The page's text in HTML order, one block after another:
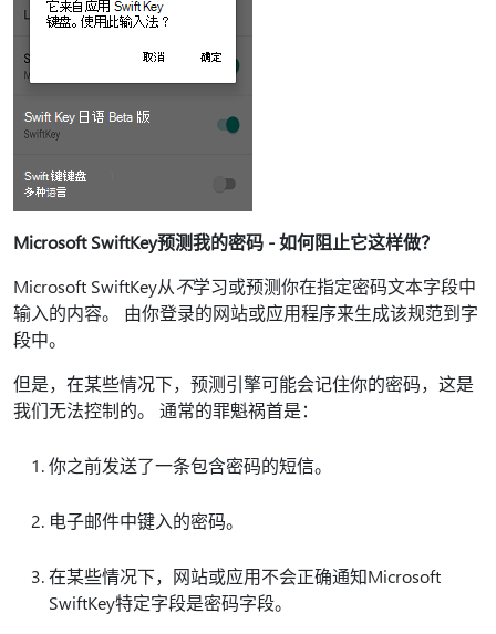
Microsoft SwiftKey预测我的密码 - 如何阻止它这样做？
Microsoft SwiftKey从不学习或预测你在指定密码文本字段中
输入的内容。 由你登录的网站或应用程序来生成该规范到字
段中。
但是，在某些情况下，预测引擎可能会记住你的密码，这是
我们无法控制的。 通常的罪魁祸首是：
你之前发送了一条包含密码的短信。
电子邮件中键入的密码。
在某些情况下，网站或应用不会正确通知Microsoft
SwiftKey特定字段是密码字段。